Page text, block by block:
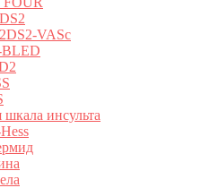
VASc
инсульта